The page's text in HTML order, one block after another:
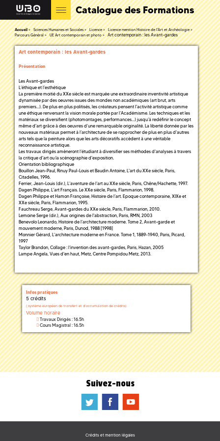
Catalogue des Formations
Accueil Sciences Humaines et Sociales Licence
Licence mention Histoire de l'Art et Archéologie
Parcours Général
UE Art contemporain et photo Art contemporain : les Avant-gardes
Art contemporain : les Avant-gardes
Présentation
Les Avant-gardes
L’éthique et l’esthétique
La première moitié du XXe siècle est marquée une extraordinaire inventivité artistique
dynamisée par des oeuvres issues des mondes non académiques (art brut, arts
premiers...). De plus en plus politisés, les créateurs pensent l'activité artistique comme
une éthique renversant la vision morale portée par l’Académisme. Les techniques et les
matériaux se diversifient (photomontages, performances...) jusqu’à redéfinir le concept
même d'art grâce à des oeuvres d’une remarquable originalité. La liberté donnée par les
nouveaux matériaux permet à l’architecture de se rapprocher de plus en plus d'autres
arts tels que la peinture alors que les arts décoratifs accèdent à une véritable
reconnaissance artistique.
Les travaux dirigés amèneront l’étudiant à diversifier ses méthodes d'analyses à travers
la critique d'art ou la scénographie d'exposition.
Orientation bibliographique
Bouillon Jean-Paul, Rinuy Paul-Louis et Baudin Antoine, L'art du XXe siècle, Paris,
Citadelles, 1996.
Ferrier, Jean-Louis (dir.), L’aventure de l’art au XXe siècle, Paris, Chêne/Hachette, 1997.
Dagen Philippe, L’art Français. Le XXe siècle, Paris, Flammarion, 1998.
Dagen Philippe et Hamon Françoise, Histoire de l’art. Epoque contemporaine, XIXe et
XXe siècle, Paris, Flammarion, 1995.
Fauchreau Serge, Avant-gardes du XXe siècle, Paris, Flammarion, 2010.
Lemoine Serge (dir.), Aux origines de l'abstraction, Paris, RMN, 2003
Benevolo Leonardo, Histoire de l’architecture moderne. Tome 2, Avant-garde et
mouvement moderne, Paris, Dunod, 1988 [1998]
Monnier Gérard, L’architecture moderne en France. Tome 1, 1889-1940, Paris, Picard,
1997
Taylor Brandon, Collage : l’invention des avant-gardes, Paris, Hazan, 2005
Lampe Angela, Vues d'en haut, Metz, Centre Pompidou Metz, 2013.
Infos pratiques
5 crédits
( système européen de transfert et d'accumulation de crédits)
Volume horaire
Travaux Dirigés : 16.5h
Cours Magistral : 16.5h
Suivez-nous
a b f
Crédits et mention légales